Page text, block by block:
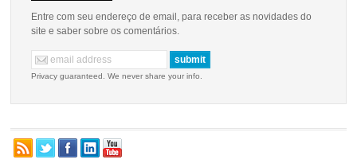
Entre com seu endereço de email, para receber as novidades do
site e saber sobre os comentários.
Privacy guaranteed. We never share your info.